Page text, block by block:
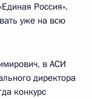
Россия».
уже на всю
в АСИ
директора
конкурс